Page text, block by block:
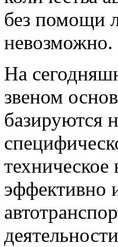
без помощи
невозможно.
На
звеном
базируются
техническое
эффективно